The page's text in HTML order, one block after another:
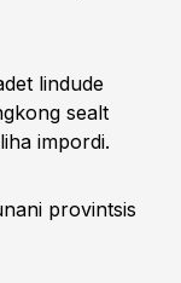
lindude
sealt
impordi.
provintsis